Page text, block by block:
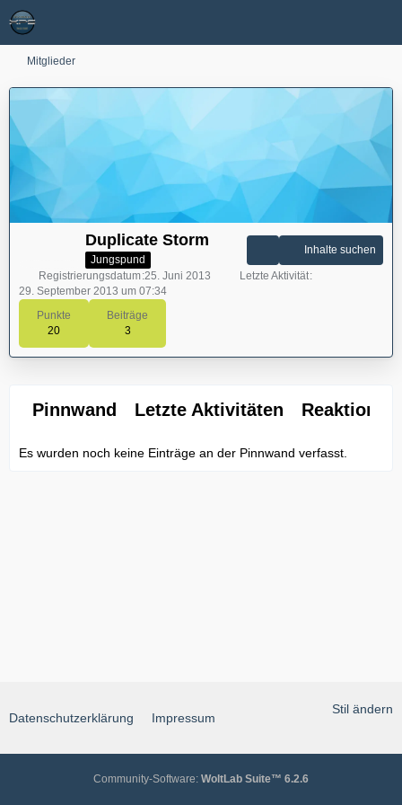
Mitglieder
Duplicate Storm
Jungspund
Punkte
20
Beiträge
3
Inhalte suchen
Registrierungsdatum 25. Juni 2013
Letzte Aktivität
29. September 2013 um 07:34
Pinnwand Letzte Aktivitäten Reaktionen
Es wurden noch keine Einträge an der Pinnwand verfasst.
Stil ändern
Datenschutzerklärung Impressum
Community-Software: WoltLab Suite™ 6.2.6